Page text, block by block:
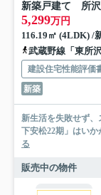
新築戸建て 所沢
5,299万円
116.19㎡ (4LDK) /
武蔵野線「東所
建設住宅性能評価
新築
新生活を失敗せず
下安松22期」はい
る
販売中の物件